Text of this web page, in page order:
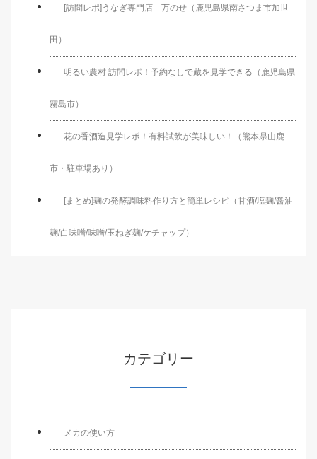
[訪問レポ]うなぎ専門店 万のせ（鹿児島県南さつま市加世
田）
明るい農村 訪問レポ！予約なしで蔵を見学できる（鹿児島県
霧島市）
花の香酒造見学レポ！有料試飲が美味しい！（熊本県山鹿
市・駐車場あり）
[まとめ]麹の発酵調味料作り方と簡単レシピ（甘酒/塩麹/醤油
麹/白味噌/味噌/玉ねぎ麹/ケチャップ）
カテゴリー
メカの使い方